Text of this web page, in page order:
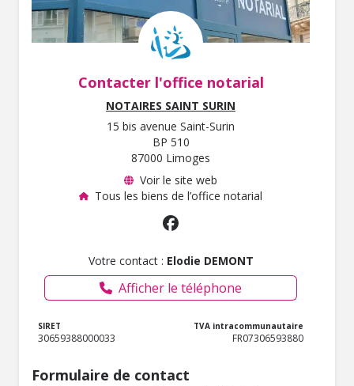
Contacter l'office notarial
NOTAIRES SAINT SURIN
15 bis avenue Saint-Surin
BP 510
87000 Limoges
Voir le site web
Tous les biens de l’office notarial
Votre contact : Elodie DEMONT
Afficher le téléphone
SIRET
30659388000033
TVA intracommunautaire
FR07306593880
Formulaire de contact